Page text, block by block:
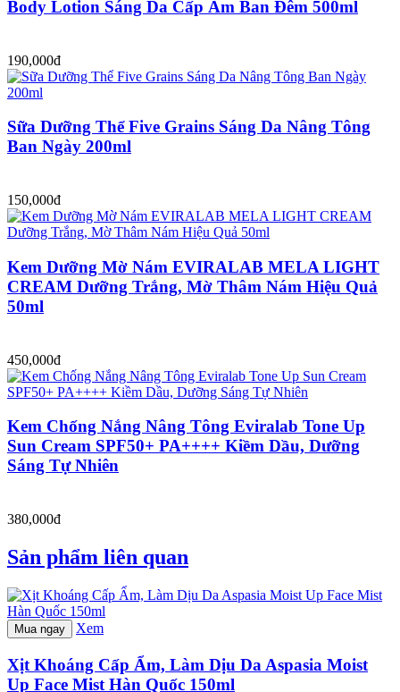
Body Lotion Sáng Da Cấp Ẩm Ban Đêm 500ml
190,000đ
Sữa Dưỡng Thể Five Grains Sáng Da Nâng Tông
Ban Ngày 200ml
150,000đ
Kem Dưỡng Mờ Nám EVIRALAB MELA LIGHT
CREAM Dưỡng Trắng, Mờ Thâm Nám Hiệu Quả
50ml
450,000đ
Kem Chống Nắng Nâng Tông Eviralab Tone Up
Sun Cream SPF50+ PA++++ Kiềm Dầu, Dưỡng
Sáng Tự Nhiên
380,000đ
Sản phẩm liên quan
Mua ngay Xem
Xịt Khoáng Cấp Ẩm, Làm Dịu Da Aspasia Moist
Up Face Mist Hàn Quốc 150ml